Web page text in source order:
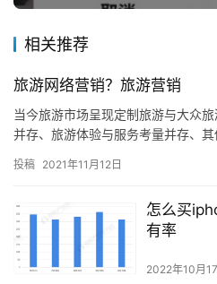
相关推荐
旅游网络营销？旅游营销
当今旅游市场呈现定制旅游与大众
并存、旅游体验与服务考量并存、
势，挖掘…
投稿 2021年11月12日
怎么买
有率
2022年10月